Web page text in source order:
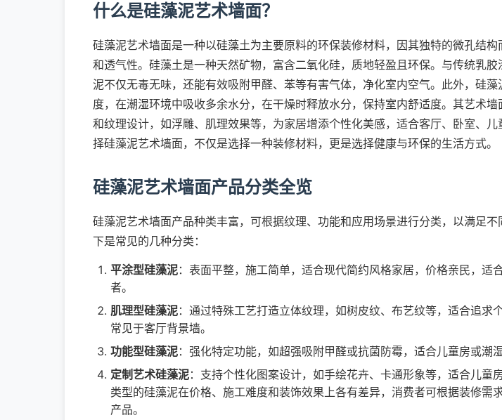
什么是硅藻泥艺术墙面？
硅藻泥艺术墙面是一种以硅藻土为主要原料的环保装修材料，因其独特的微孔结构
和透气性。硅藻土是一种天然矿物，富含二氧化硅，质地轻盈且环保。与传统乳
泥不仅无毒无味，还能有效吸附甲醛、苯等有害气体，净化室内空气。此外，硅藻
度，在潮湿环境中吸收多余水分，在干燥时释放水分，保持室内舒适度。其艺术墙
和纹理设计，如浮雕、肌理效果等，为家居增添个性化美感，适合客厅、卧室、
择硅藻泥艺术墙面，不仅是选择一种装修材料，更是选择健康与环保的生活方式。
硅藻泥艺术墙面产品分类全览
硅藻泥艺术墙面产品种类丰富，可根据纹理、功能和应用场景进行分类，以满足不
下是常见的几种分类：
平涂型硅藻泥：表面平整，施工简单，适合现代简约风格家居，价格亲民，适
者。
肌理型硅藻泥：通过特殊工艺打造立体纹理，如树皮纹、布艺纹等，适合追求
常见于客厅背景墙。
功能型硅藻泥：强化特定功能，如超强吸附甲醛或抗菌防霉，适合儿童房或潮湿
定制艺术硅藻泥：支持个性化图案设计，如手绘花卉、卡通形象等，适合儿童
类型的硅藻泥在价格、施工难度和装饰效果上各有差异，消费者可根据装修需
产品。